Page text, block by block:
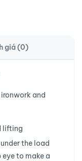
giá (0)
and
lifting
the load
to make a